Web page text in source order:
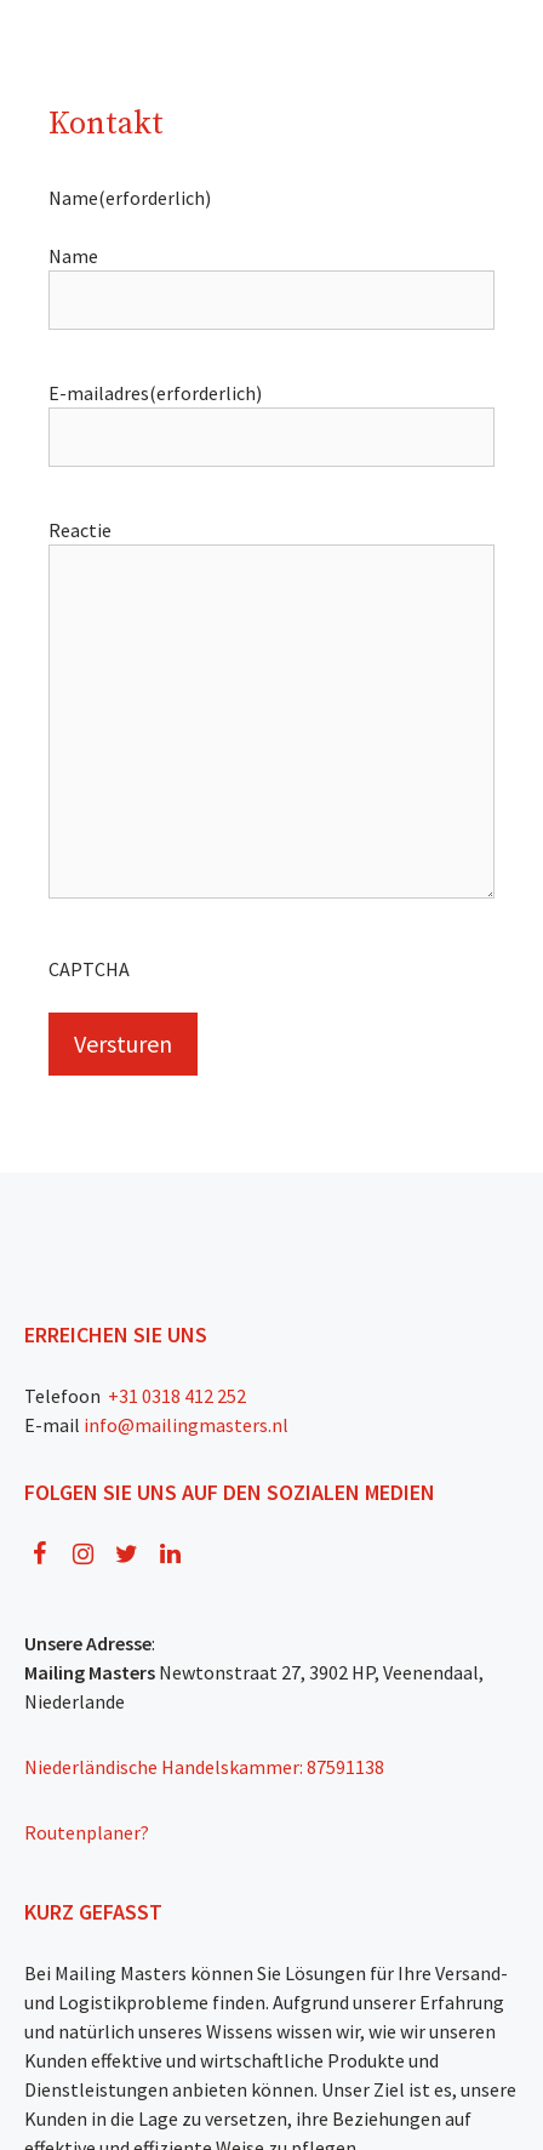
Kontakt
Name(erforderlich)
Name
E-mailadres(erforderlich)
Reactie
CAPTCHA
ERREICHEN SIE UNS
Telefoon +31 0318 412 252
E-mail info@mailingmasters.nl
FOLGEN SIE UNS AUF DEN SOZIALEN MEDIEN
Unsere Adresse:
Mailing Masters Newtonstraat 27, 3902 HP, Veenendaal,
Niederlande
Niederländische Handelskammer: 87591138
Routenplaner?
KURZ GEFASST
Bei Mailing Masters können Sie Lösungen für Ihre Versand-
und Logistikprobleme finden. Aufgrund unserer Erfahrung
und natürlich unseres Wissens wissen wir, wie wir unseren
Kunden effektive und wirtschaftliche Produkte und
Dienstleistungen anbieten können. Unser Ziel ist es, unsere
Kunden in die Lage zu versetzen, ihre Beziehungen auf